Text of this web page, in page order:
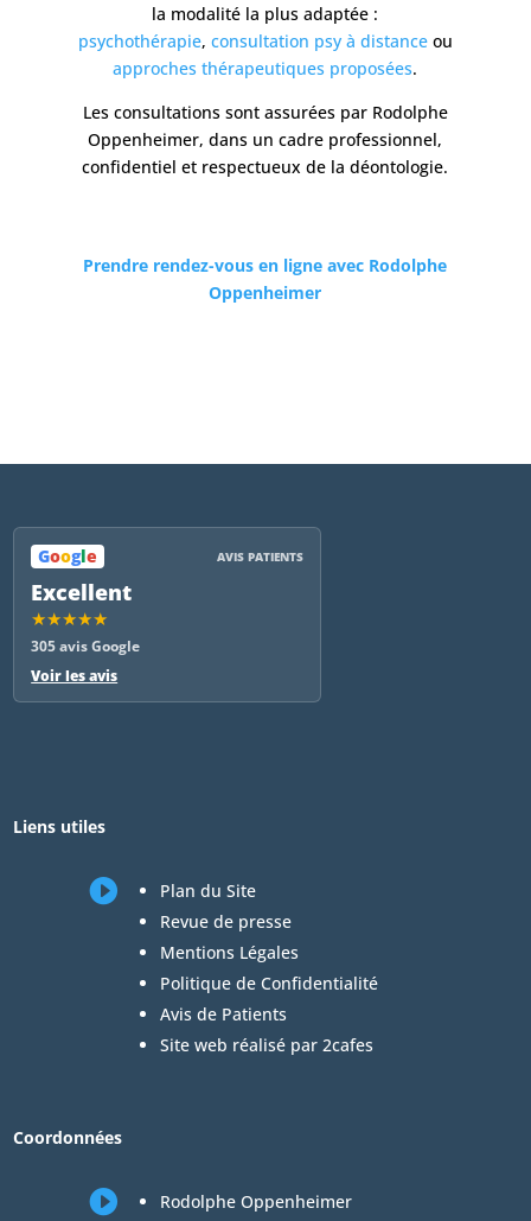
la modalité la plus adaptée :
psychothérapie, consultation psy à distanceou
approches thérapeutiques proposées.
Les consultations sont assurées par Rodolphe
Oppenheimer, dans un cadre professionnel,
confidentiel et respectueux de la déontologie.
Prendre rendez-vous en ligne avec Rodolphe
Oppenheimer
Google AVIS PATIENTS
Excellent
★★★★★
305 avis Google
Voir les avis
Liens utiles

Plan du Site
Revue de presse
Mentions Légales
Politique de Confidentialité
Avis de Patients
Site web réalisé par 2cafes
Coordonnées
 Rodolphe Oppenheimer